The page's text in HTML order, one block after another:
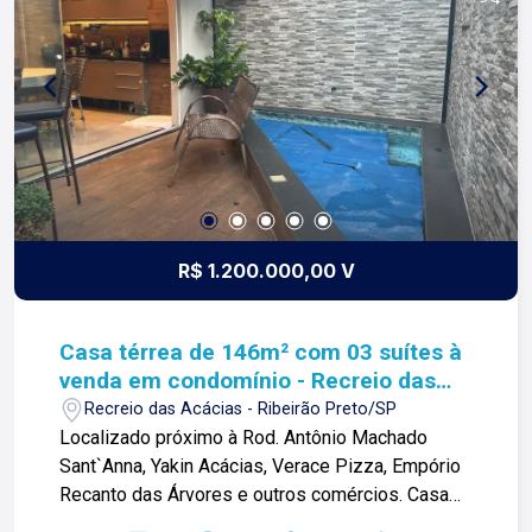
R$ 1.200.000,00 V
Casa térrea de 146m² com 03 suítes à
venda em condomínio - Recreio das
Acácias
Recreio das Acácias - Ribeirão Preto/SP
Localizado próximo à Rod. Antônio Machado
Sant`Anna, Yakin Acácias, Verace Pizza, Empório
Recanto das Árvores e outros comércios. Casa